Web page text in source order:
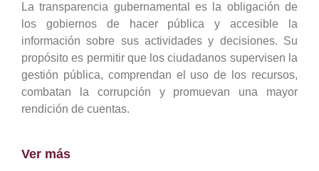
La transparencia gubernamental es la obligación de
los gobiernos de hacer pública y accesible la
información sobre sus actividades y decisiones. Su
propósito es permitir que los ciudadanos supervisen la
gestión pública, comprendan el uso de los recursos,
combatan la corrupción y promuevan una mayor
rendición de cuentas.
Ver más